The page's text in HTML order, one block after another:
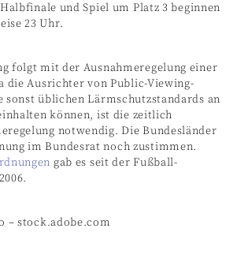
und Spiel um Platz 3 beginnen
23 Uhr.
folgt mit der Ausnahmeregelung einer
die Ausrichter von Public-Viewing-
sonst üblichen Lärmschutzstandards an
können, ist die zeitlich
notwendig. Die Bundesländer
im Bundesrat noch zustimmen.
gab es seit der Fußball-
– stock.adobe.com